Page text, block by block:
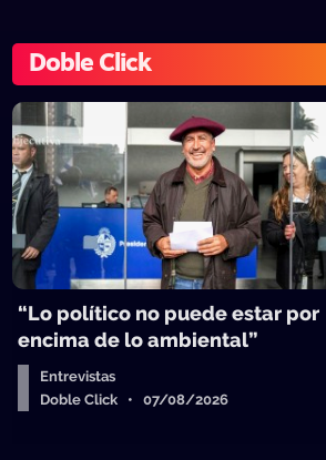
Doble Click
“Lo político no puede estar por
encima de lo ambiental”
Entrevistas
Doble Click • 07/08/2026